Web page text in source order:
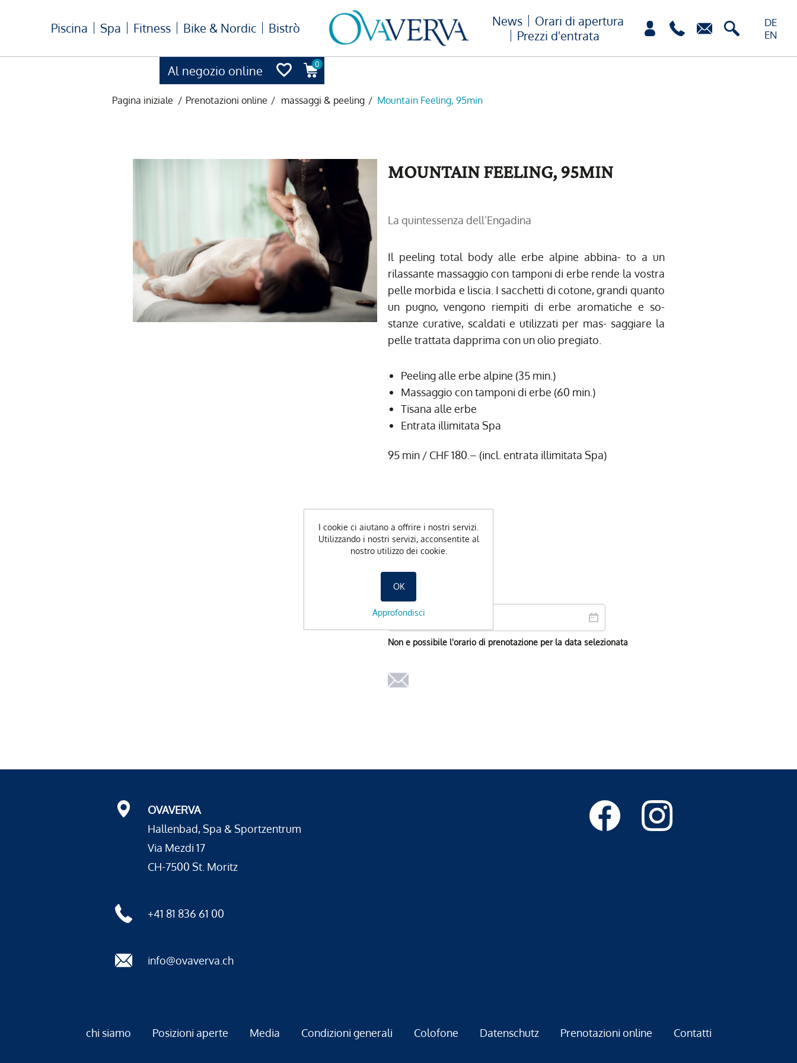
Al negozio online 0
DE
EN
Piscina Spa Fitness Bike & Nordic Bistrò News
Orari di apertura
Prezzi d'entrata
Pagina iniziale / Prenotazioni online / massaggi & peeling / Mountain Feeling, 95min
MOUNTAIN FEELING, 95MIN
La quintessenza dell’Engadina
Il peeling total body alle erbe alpine abbina- to a un
rilassante massaggio con tamponi di erbe rende la vostra
pelle morbida e liscia. I sacchetti di cotone, grandi quanto
un pugno, vengono riempiti di erbe aromatiche e so-
stanze curative, scaldati e utilizzati per mas- saggiare la
pelle trattata dapprima con un olio pregiato.
Peeling alle erbe alpine (35 min.)
Massaggio con tamponi di erbe (60 min.)
Tisana alle erbe
Entrata illimitata Spa
95 min / CHF 180.– (incl. entrata illimitata Spa)
CHF 180.00
-
Data preferita
Non e possibile l'orario di prenotazione per la data selezionata
OVAVERVA
Hallenbad, Spa & Sportzentrum
Via Mezdi 17
CH-7500 St. Moritz
+41 81 836 61 00
info@ovaverva.ch
chi siamo Posizioni aperte Media Condizioni generali Colofone Datenschutz Prenotazioni online Contatti
I cookie ci aiutano a offrire i nostri servizi.
Utilizzando i nostri servizi, acconsentite al
nostro utilizzo dei cookie.
OK
Approfondisci